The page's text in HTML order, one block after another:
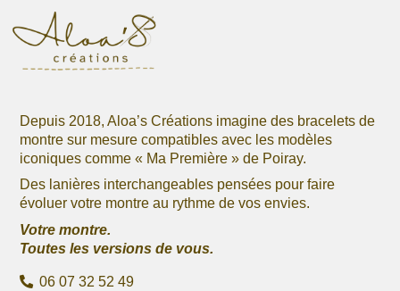
page
Depuis 2018, Aloa’s Créations imagine des bracelets de
montre sur mesure compatibles avec les modèles
iconiques comme « Ma Première » de Poiray.
Des lanières interchangeables pensées pour faire
évoluer votre montre au rythme de vos envies.
Votre montre.
Toutes les versions de vous.
06 07 32 52 49